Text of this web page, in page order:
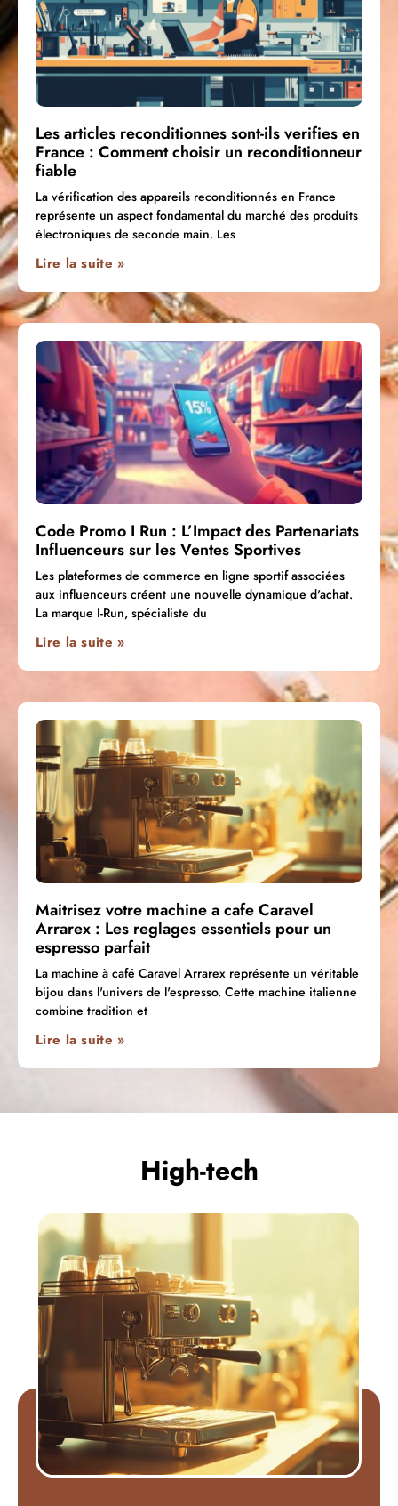
Les articles reconditionnes sont-ils verifies en
France : Comment choisir un reconditionneur
fiable
La vérification des appareils reconditionnés en France
représente un aspect fondamental du marché des produits
électroniques de seconde main. Les
Lire la suite »
Code Promo I Run : L’Impact des Partenariats
Influenceurs sur les Ventes Sportives
Les plateformes de commerce en ligne sportif associées
aux influenceurs créent une nouvelle dynamique d'achat.
La marque I-Run, spécialiste du
Lire la suite »
Maitrisez votre machine a cafe Caravel
Arrarex : Les reglages essentiels pour un
espresso parfait
La machine à café Caravel Arrarex représente un véritable
bijou dans l'univers de l'espresso. Cette machine italienne
combine tradition et
Lire la suite »
High-tech